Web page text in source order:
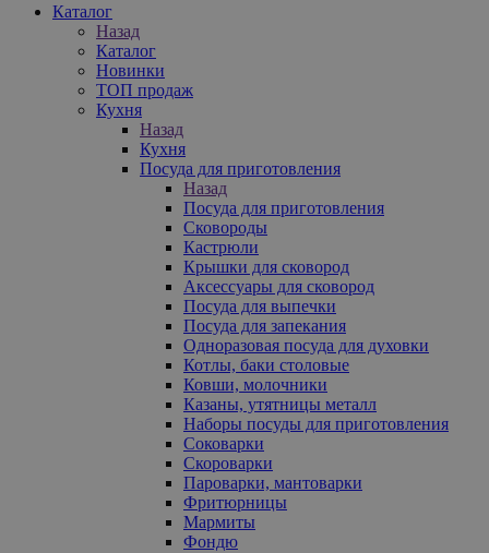
Каталог
Назад
Каталог
Новинки
ТОП продаж
Кухня
Назад
Кухня
Посуда для приготовления
Назад
Посуда для приготовления
Сковороды
Кастрюли
Крышки для сковород
Аксессуары для сковород
Посуда для выпечки
Посуда для запекания
Одноразовая посуда для духовки
Котлы, баки столовые
Ковши, молочники
Казаны, утятницы металл
Наборы посуды для приготовления
Соковарки
Скороварки
Пароварки, мантоварки
Фритюрницы
Мармиты
Фондю